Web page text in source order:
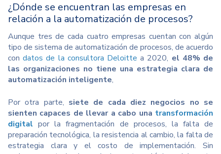
¿Dónde se encuentran las empresas en
relación a la automatización de procesos?
Aunque tres de cada cuatro empresas cuentan con algún
tipo de sistema de automatización de procesos, de acuerdo
condatos de la consultora Deloitte a 2020, el 48% de
las organizaciones no tiene una estrategia clara de
automatización inteligente,
Por otra parte, siete de cada diez negocios no se
sienten capaces de llevar a cabo una transformación
digital por la fragmentación de procesos, la falta de
preparación tecnológica, la resistencia al cambio, la falta de
estrategia clara y el costo de implementación. Sin